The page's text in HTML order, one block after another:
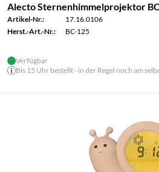
Alecto Sternenhimmelprojektor
Artikel-Nr.:
17.16.0106
Herst.-Art.-Nr.:
BC-125
Verfügbar
Bis 15 Uhr bestellt - in der Regel noch am